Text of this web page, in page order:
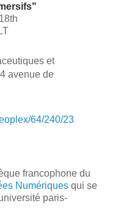
et
avenue de
64/240/23
francophone du
Numériques qui se
paris-